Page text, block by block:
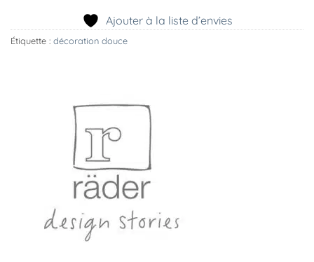
Ajouter à la liste d’envies
Étiquette : décoration douce